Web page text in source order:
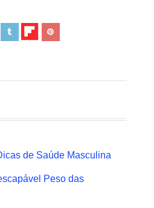
de Saúde Masculina
Peso das